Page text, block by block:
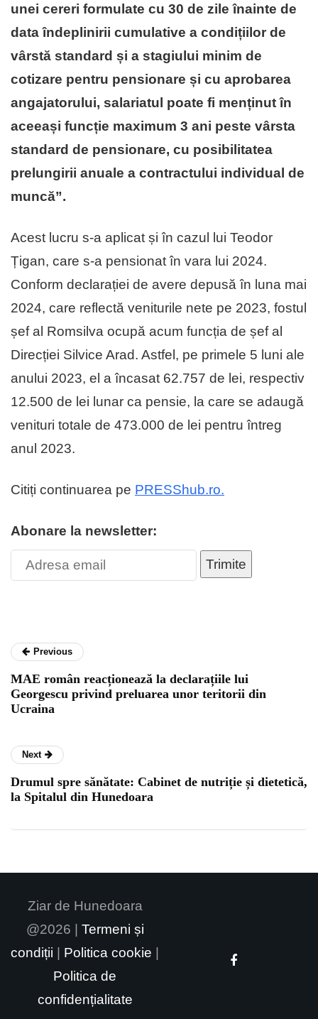
unei cereri formulate cu 30 de zile înainte de
data îndeplinirii cumulative a condițiilor de
vârstă standard și a stagiului minim de
cotizare pentru pensionare și cu aprobarea
angajatorului, salariatul poate fi menținut în
aceeași funcție maximum 3 ani peste vârsta
standard de pensionare, cu posibilitatea
prelungirii anuale a contractului individual de
muncă”.
Acest lucru s-a aplicat și în cazul lui Teodor
Țigan, care s-a pensionat în vara lui 2024.
Conform declarației de avere depusă în luna mai
2024, care reflectă veniturile nete pe 2023, fostul
șef al Romsilva ocupă acum funcția de șef al
Direcției Silvice Arad. Astfel, pe primele 5 luni ale
anului 2023, el a încasat 62.757 de lei, respectiv
12.500 de lei lunar ca pensie, la care se adaugă
venituri totale de 473.000 de lei pentru întreg
anul 2023.
Citiți continuarea pe PRESShub.ro.
Abonare la newsletter:
Trimite
Previous
MAE român reacționează la declarațiile lui
Georgescu privind preluarea unor teritorii din
Ucraina
Next
Drumul spre sănătate: Cabinet de nutriție și dietetică,
la Spitalul din Hunedoara
Ziar de Hunedoara
@2026 | Termeni și
condiții | Politica cookie |
Politica de
confidențialitate